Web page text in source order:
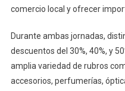
comercio local y ofrecer
Durante ambas jornadas,
descuentos del 30%, 40%, y
amplia variedad de rubros
accesorios, perfumerías,